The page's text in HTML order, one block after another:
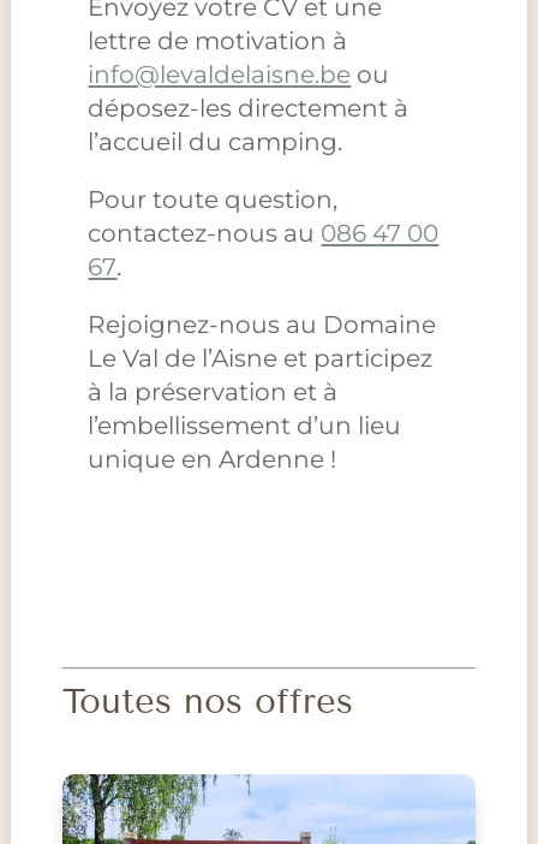
Envoyez votre CV et une
lettre de motivation à
info@levaldelaisne.be ou
déposez-les directement à
l’accueil du camping.
Pour toute question,
contactez-nous au 086 47 00
67.
Rejoignez-nous au Domaine
Le Val de l’Aisne et participez
à la préservation et à
l’embellissement d’un lieu
unique en Ardenne !
Toutes nos offres